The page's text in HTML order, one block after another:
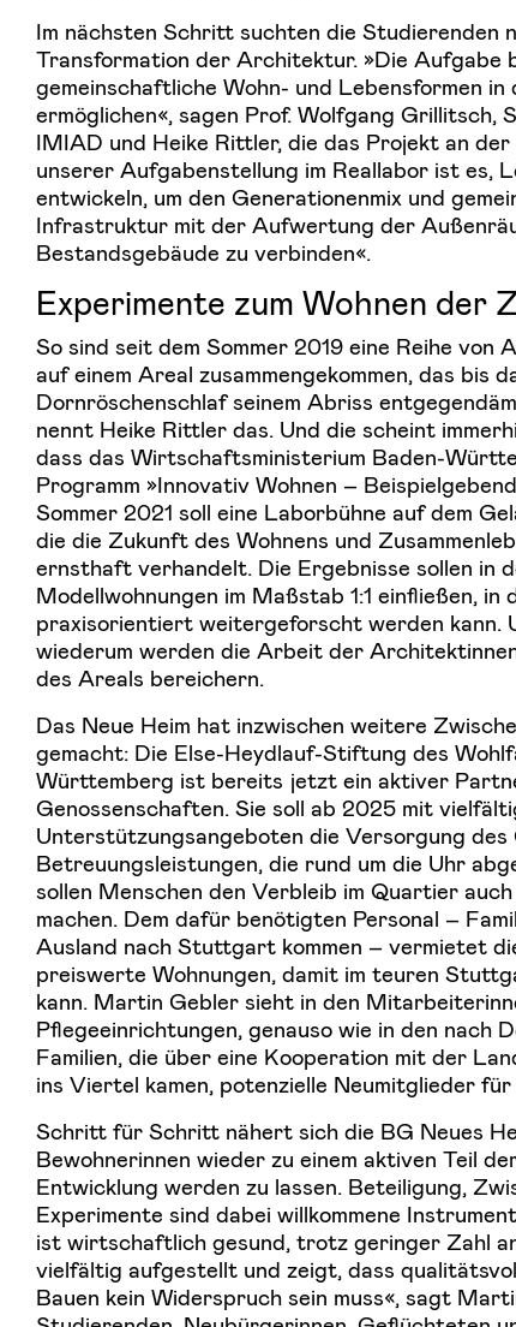
Im nächsten Schritt suchten die Studierenden
Transformation der Architektur. »Die Aufgabe
gemeinschaftliche Wohn- und Lebensformen in
ermöglichen«, sagen Prof. Wolfgang Grillitsch,
IMIAD und Heike Rittler, die das Projekt an
unserer Aufgabenstellung im Reallabor ist es,
entwickeln, um den Generationenmix und
Infrastruktur mit der Aufwertung der
Bestandsgebäude zu verbinden«.
Experimente zum Wohnen der
So sind seit dem Sommer 2019 eine Reihe von
auf einem Areal zusammengekommen, das bis
Dornröschenschlaf seinem Abriss
nennt Heike Rittler das. Und die scheint
dass das Wirtschaftsministerium Baden-
Programm »Innovativ Wohnen –
Sommer 2021 soll eine Laborbühne auf dem
die die Zukunft des Wohnens und
ernsthaft verhandelt. Die Ergebnisse sollen in
Modellwohnungen im Maßstab 1:1 einfließen,
praxisorientiert weitergeforscht werden kann.
wiederum werden die Arbeit der
des Areals bereichern.
Das Neue Heim hat inzwischen weitere
gemacht: Die Else-Heydlauf-Stiftung des
Württemberg ist bereits jetzt ein aktiver
Genossenschaften. Sie soll ab 2025 mit
Unterstützungsangeboten die Versorgung
Betreuungsleistungen, die rund um die Uhr
sollen Menschen den Verbleib im Quartier
machen. Dem dafür benötigten Personal –
Ausland nach Stuttgart kommen – vermietet
preiswerte Wohnungen, damit im teuren
kann. Martin Gebler sieht in den
Pflegeeinrichtungen, genauso wie in den nach
Familien, die über eine Kooperation mit der
ins Viertel kamen, potenzielle Neumitglieder
Schritt für Schritt nähert sich die BG Neues
Bewohnerinnen wieder zu einem aktiven Teil
Entwicklung werden zu lassen. Beteiligung,
Experimente sind dabei willkommene
ist wirtschaftlich gesund, trotz geringer Zahl
vielfältig aufgestellt und zeigt, dass
Bauen kein Widerspruch sein muss«, sagt